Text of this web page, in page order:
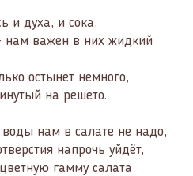
и духа, и сока,
нам важен в них жидкий
остынет немного,
на решето.
нам в салате не надо,
напрочь уйдёт,
гамму салата